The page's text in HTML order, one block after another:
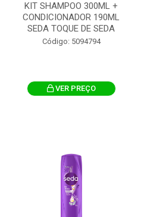
KIT SHAMPOO 300ML +
CONDICIONADOR 190ML
SEDA TOQUE DE SEDA
Código: 5094794
VER PREÇO